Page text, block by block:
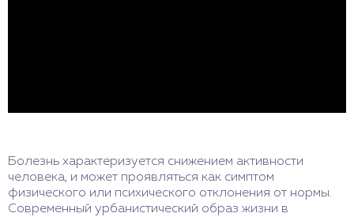
Болезнь характеризуется снижением активности
человека, и может проявляться как симптом
физического или психического отклонения от нормы.
Современный урбанистический образ жизни в